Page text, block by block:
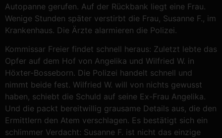
Autopanne gerufen. Auf der Rückbank liegt eine Frau.
Wenige Stunden später verstirbt die Frau, Susanne F., im
Krankenhaus. Die Ärzte alarmieren die Polizei.
Kommissar Freier findet schnell heraus: Zuletzt lebte das
Opfer auf dem Hof von Angelika und Wilfried W. in
Höxter-Bosseborn. Die Polizei handelt schnell und
nimmt beide fest. Wilfried W. will von nichts gewusst
haben, schiebt die Schuld auf seine Ex-Frau Angelika.
Und die packt bereitwillig grausame Details aus, die den
Ermittlern den Atem verschlagen. Es bestätigt sich ein
schlimmer Verdacht: Susanne F. ist nicht das einzige